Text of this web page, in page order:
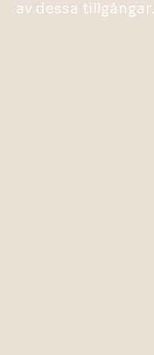
av dessa tillgångar.